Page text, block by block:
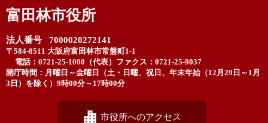
富田林市役所
法人番号 7000020272141
〒584-8511 大阪府富田林市常盤町1-1
電話：0721-25-1000（代表） ファクス：0721-25-9037
開庁時間：月曜日～金曜日（土・日曜、祝日、年末年始（12月29日～1月
3日）を除く）9時00分～17時00分
市役所へのアクセス